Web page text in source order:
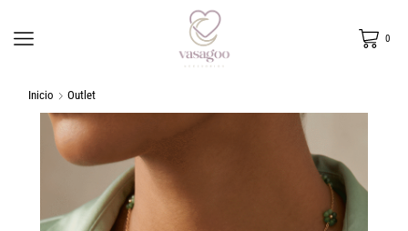
0
Inicio Outlet